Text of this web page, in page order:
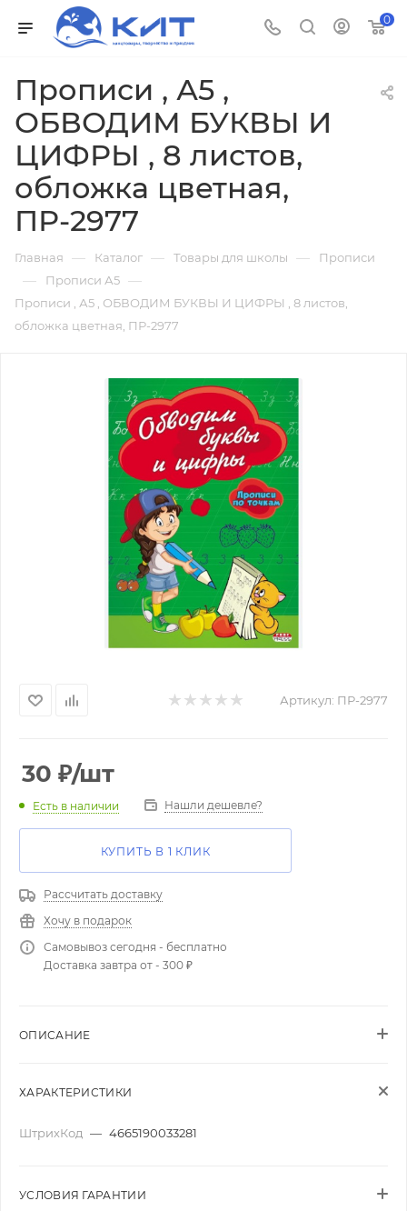
0
Прописи , А5 ,
ОБВОДИМ БУКВЫ И
ЦИФРЫ , 8 листов,
обложка цветная,
ПР-2977
Главная — Каталог — Товары для школы — Прописи
— Прописи А5 —
Прописи , А5 , ОБВОДИМ БУКВЫ И ЦИФРЫ , 8 листов,
обложка цветная, ПР-2977
Артикул: ПР-2977
30 ₽/шт
Есть в наличии Нашли дешевле?
КУПИТЬ В 1 КЛИК
Рассчитать доставку
Хочу в подарок
Самовывоз сегодня - бесплатно
Доставка завтра от - 300 ₽
ОПИСАНИЕ
ХАРАКТЕРИСТИКИ
ШтрихКод — 4665190033281
УСЛОВИЯ ГАРАНТИИ